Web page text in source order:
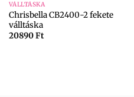
VÁLLTÁSKA
Chrisbella CB2400-2 fekete
válltáska
20890Ft